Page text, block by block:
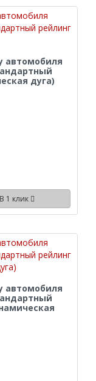
автомобиля
дуга)
В 1 клик
автомобиля